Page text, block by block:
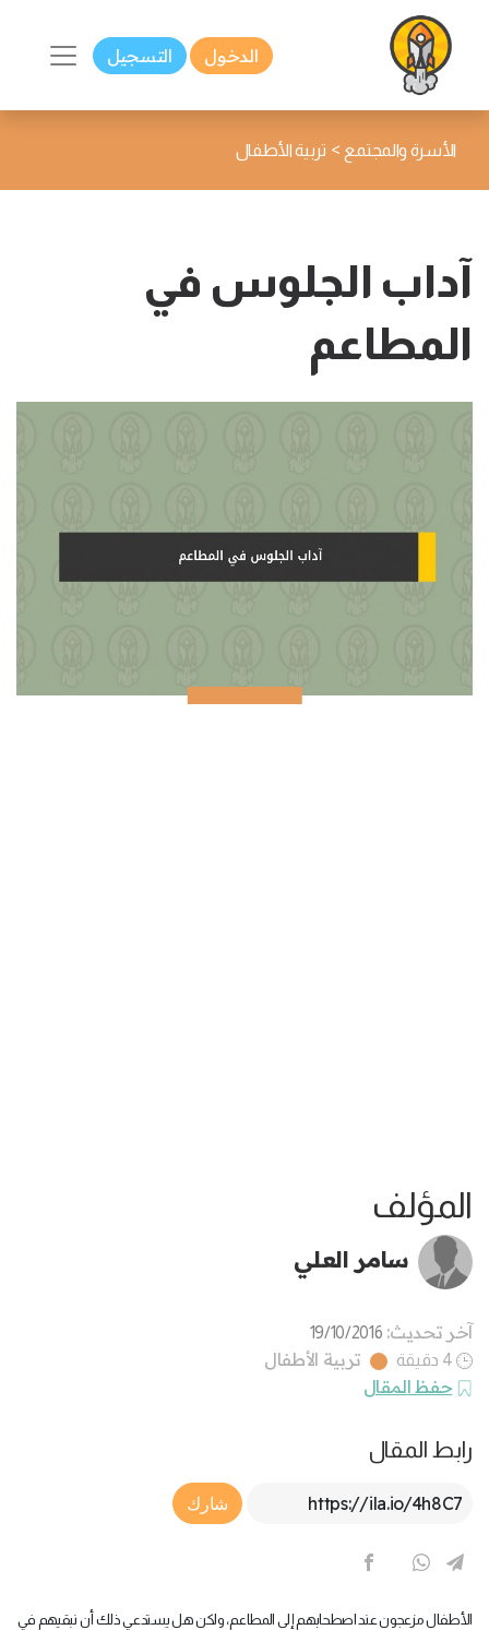
الدخول التسجيل
الأسرة والمجتمع > تربية الأطفال
آداب الجلوس في
المطاعم
المؤلف
سامر العلي
آخر تحديث: 19/10/2016
4 دقيقة
تربية الأطفال
حفظ المقال
رابط المقال
Article Link
شارك
الأطفال مزعجون عند اصطحابهم إلى المطاعم، ولكن هل يستدعي ذلك أن نبقيهم في